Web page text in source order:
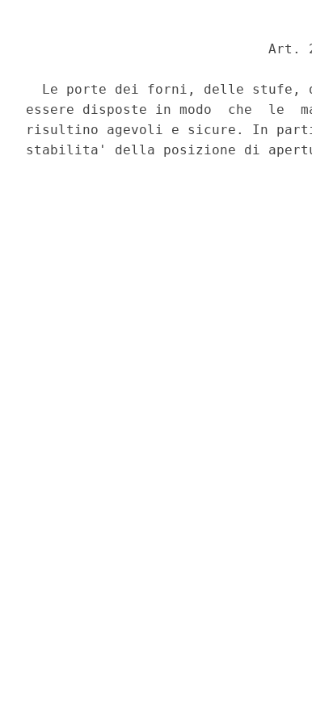
Art.
Le porte dei forni, delle stufe,
essere disposte in modo  che  le
risultino agevoli e sicure. In